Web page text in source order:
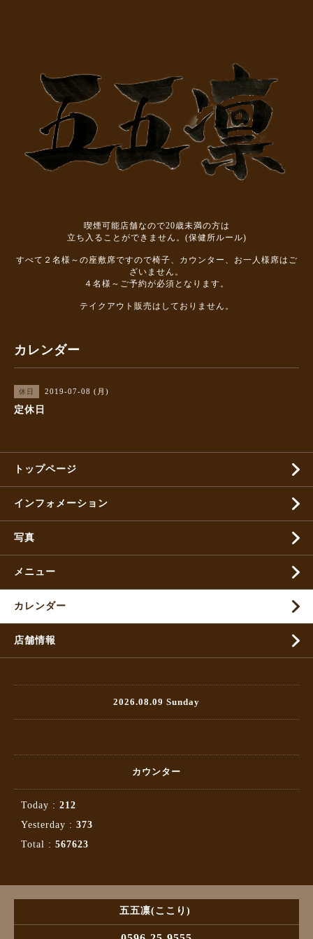
喫煙可能店舗なので20歳未満の方は
立ち入ることができません。(保健所ルール)
すべて２名様～の座敷席ですので椅子、カウンター、お一人様席はご
ざいません。
４名様～ご予約が必須となります。
テイクアウト販売はしておりません。
カレンダー
休日 2019-07-08 (月)
定休日
トップページ
インフォメーション
写真
メニュー
カレンダー
店舗情報
2026.08.09 Sunday
カウンター
Today : 212
Yesterday : 373
Total : 567623
五五凛(ここり)